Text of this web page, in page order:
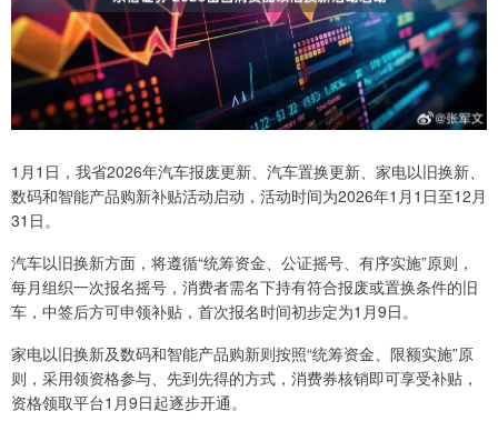
1月1日，我省2026年汽车报废更新、汽车置换更新、家电以旧换新、
数码和智能产品购新补贴活动启动，活动时间为2026年1月1日至12月
31日。
汽车以旧换新方面，将遵循“统筹资金、公证摇号、有序实施”原则，
每月组织一次报名摇号，消费者需名下持有符合报废或置换条件的旧
车，中签后方可申领补贴，首次报名时间初步定为1月9日。
家电以旧换新及数码和智能产品购新则按照“统筹资金、限额实施”原
则，采用领资格参与、先到先得的方式，消费券核销即可享受补贴，
资格领取平台1月9日起逐步开通。